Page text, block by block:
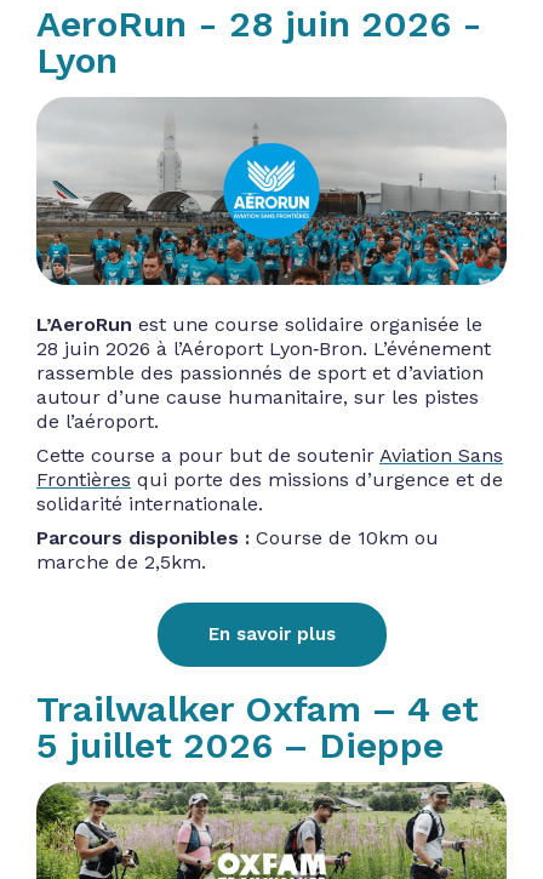
AeroRun - 28 juin 2026 -
Lyon
L’AeroRun est une course solidaire organisée le
28 juin 2026 à l’Aéroport Lyon‑Bron. L’événement
rassemble des passionnés de sport et d’aviation
autour d’une cause humanitaire, sur les pistes
de l’aéroport.
Cette course a pour but de soutenir Aviation Sans
Frontières qui porte des missions d’urgence et de
solidarité internationale.
Parcours disponibles : Course de 10km ou
marche de 2,5km.
En savoir plus
Trailwalker Oxfam – 4 et
5 juillet 2026 – Dieppe